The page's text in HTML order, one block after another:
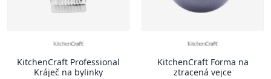
KitchenCraft Professional
Kráječ na bylinky
KitchenCraft Forma na
ztracená vejce